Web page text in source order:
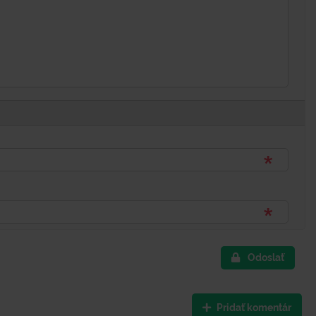
Odoslať
Pridať komentár